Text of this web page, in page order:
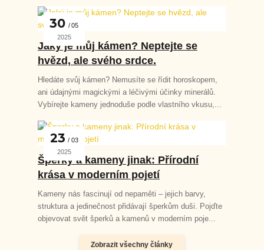
30
05
2025
Jaký je můj kámen? Neptejte se
hvězd, ale svého srdce.
Hledáte svůj kámen? Nemusíte se řídit horoskopem,
ani údajnými magickými a léčivými účinky minerálů.
Vybírejte kameny jednoduše podle vlastního vkusu,...
23
03
2025
Šperky a kameny jinak: Přírodní
krása v moderním pojetí
Kameny nás fascinují od nepaměti – jejich barvy,
struktura a jedinečnost přidávají šperkům duši. Pojďte
objevovat svět šperků a kamenů v moderním poje...
Zobrazit všechny články